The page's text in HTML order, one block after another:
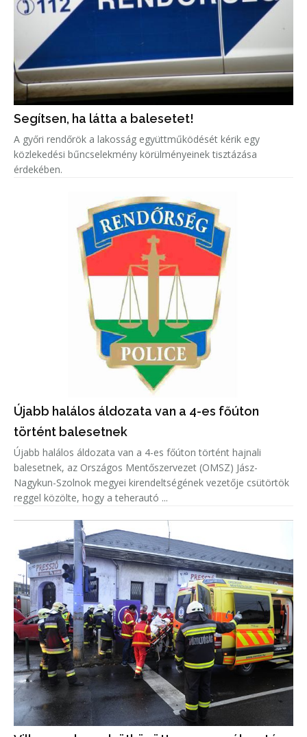
Segítsen, ha látta a balesetet!
A győri rendőrök a lakosság együttműködését kérik egy
közlekedési bűncselekmény körülményeinek tisztázása
érdekében.
Újabb halálos áldozata van a 4-es főúton
történt balesetnek
Újabb halálos áldozata van a 4-es főúton történt hajnali
balesetnek, az Országos Mentőszervezet (OMSZ) Jász-
Nagykun-Szolnok megyei kirendeltségének vezetője csütörtök
reggel közölte, hogy a teherautó ...